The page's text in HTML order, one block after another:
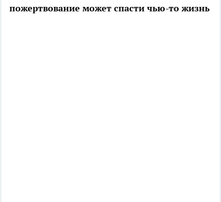
пожертвование может спасти чью-то жизнь